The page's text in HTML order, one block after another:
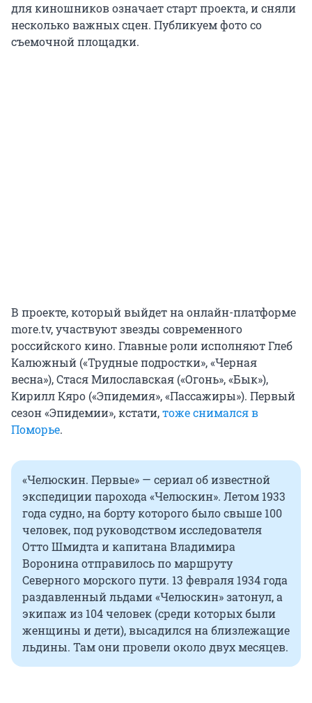
для киношников означает старт проекта, и сняли
несколько важных сцен. Публикуем фото со
съемочной площадки.
В проекте, который выйдет на онлайн-платформе
more.tv, участвуют звезды современного
российского кино. Главные роли исполняют Глеб
Калюжный («‎Трудные подростки»‎, «‎Черная
весна»‎), Стася Милославская («‎Огонь»‎, «‎Бык»‎),
Кирилл Кяро («‎Эпидемия»‎, «‎Пассажиры»). Первый
сезон «Эпидемии», кстати,тоже снимался в
Поморье.
«Челюскин. Первые» — сериал об известной
экспедиции парохода «Челюскин». Летом 1933
года судно, на борту которого было свыше 100
человек, под руководством исследователя
Отто Шмидта и капитана Владимира
Воронина отправилось по маршруту
Северного морского пути. 13 февраля 1934 года
раздавленный льдами «Челюскин» затонул, а
экипаж из 104 человек (среди которых были
женщины и дети), высадился на близлежащие
льдины. Там они провели около двух месяцев.